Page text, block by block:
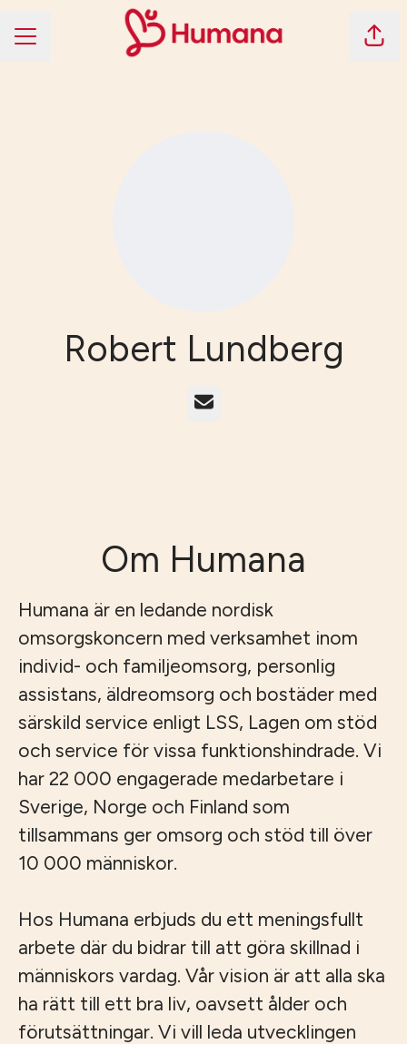
KARRIÄRMENY Dela
Robert Lundberg
E-post
Om Humana
Humana är en ledande nordisk
omsorgskoncern med verksamhet inom
individ- och familjeomsorg, personlig
assistans, äldreomsorg och bostäder med
särskild service enligt LSS, Lagen om stöd
och service för vissa funktionshindrade. Vi
har 22 000 engagerade medarbetare i
Sverige, Norge och Finland som
tillsammans ger omsorg och stöd till över
10 000 människor.
Hos Humana erbjuds du ett meningsfullt
arbete där du bidrar till att göra skillnad i
människors vardag. Vår vision är att alla ska
ha rätt till ett bra liv, oavsett ålder och
förutsättningar. Vi vill leda utvecklingen